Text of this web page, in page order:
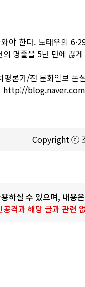
와야 한다. 노태우의
명줄을 5년 만에 끊
평론가/전 문화일보 논
http://
Copyright ⓒ
하실 수 있으며, 내용
격과 해당 글과 관련